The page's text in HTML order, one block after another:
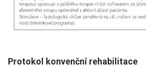
Protokol konvenční rehabilitace